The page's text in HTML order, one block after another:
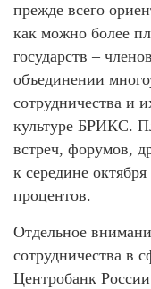
прежде всего
как можно более
государств –
объединении
сотрудничества и
культуре БРИКС.
встреч, форумов,
к середине
процентов.
Отдельное
сотрудничества в
Центробанк